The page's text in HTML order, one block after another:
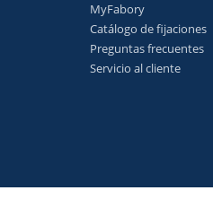
MyFabory
Catálogo de fijaciones
Preguntas frecuentes
Servicio al cliente